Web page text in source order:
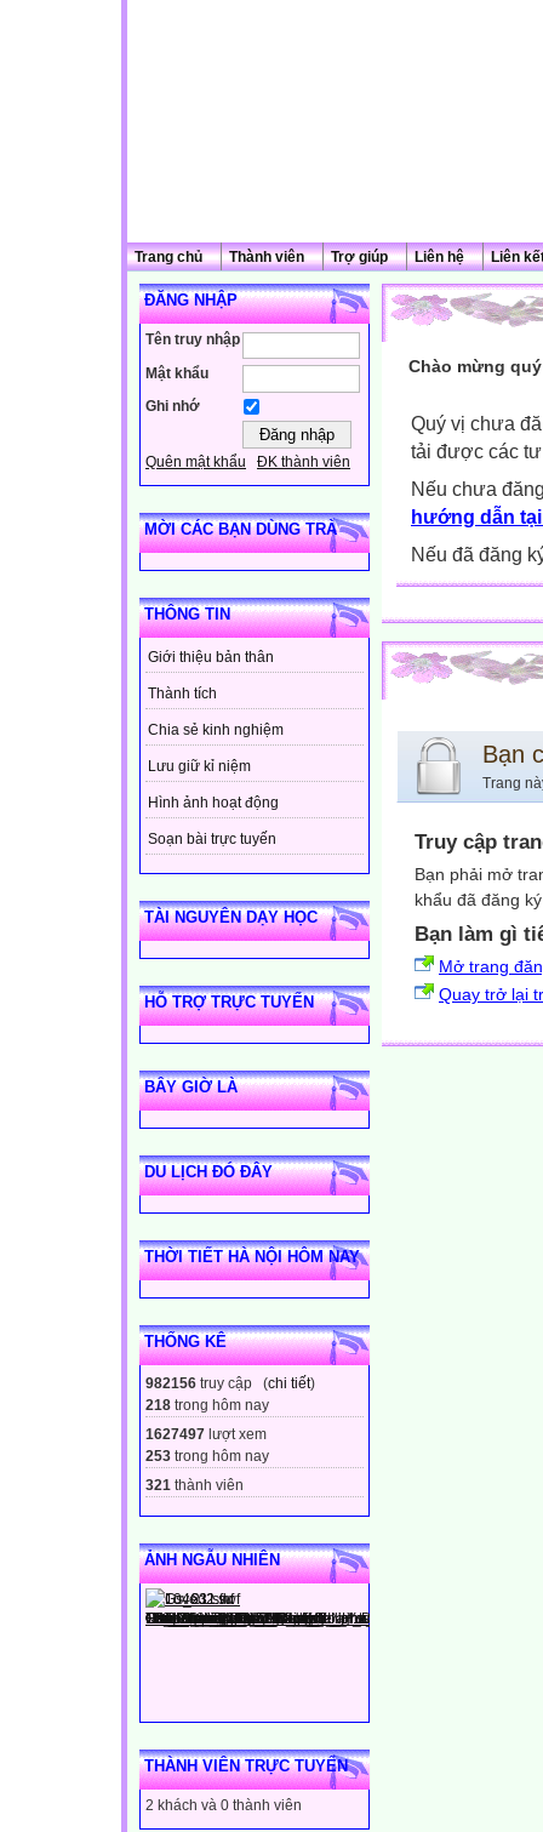
Trang chủ Thành viên Trợ giúp Liên hệ Liên
ĐĂNG NHẬP
Tên truy nhập
Mật khẩu
Ghi nhớ
Quên mật khẩu ĐK thành viên
MỜI CÁC BẠN DÙNG TRÀ
THÔNG TIN
Giới thiệu bản thân
Thành tích
Chia sẻ kinh nghiệm
Lưu giữ kỉ niệm
Hình ảnh hoạt động
Soạn bài trực tuyến
TÀI NGUYÊN DẠY HỌC
HỖ TRỢ TRỰC TUYẾN
BÂY GIỜ LÀ
DU LỊCH ĐÓ ĐÂY
THỜI TIẾT HÀ NỘI HÔM NAY
THỐNG KÊ
982156 truy cập (chi tiết)
218 trong hôm nay
1627497 lượt xem
253 trong hôm nay
321 thành viên
ẢNH NGẪU NHIÊN
THÀNH VIÊN TRỰC TUYẾN
2 khách và 0 thành viên
Chào mừng
Quý vị chưa
tải được các
Nếu chưa
hướng dẫn
Nếu đã đăng
Bạn
Trang
Truy cập
Bạn phải mở
khẩu đã đăng
Bạn làm gì
Mở trang
Quay trở lại